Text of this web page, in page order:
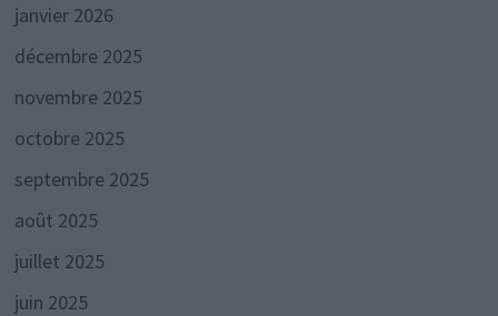
janvier 2026
décembre 2025
novembre 2025
octobre 2025
septembre 2025
août 2025
juillet 2025
juin 2025